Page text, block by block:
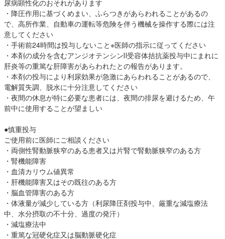
尿病顕性化のおそれがあります
・降圧作用に基づくめまい、ふらつきがあらわれることがあるの
で、高所作業、自動車の運転等危険を伴う機械を操作する際には注
意してください
・手術前24時間は投与しないこと※医師の指示に従ってください
・本剤の成分を含むアンジオテンシンⅡ受容体拮抗薬投与中にまれに
肝炎等の重篤な肝障害があらわれたとの報告があります。
・本剤の投与により利尿効果が急激にあらわれることがあるので、
電解質失調、脱水に十分注意してください
・夜間の休息が特に必要な患者には、夜間の排尿を避けるため、午
前中に使用することが望ましい
●慎重投与
ご使用前に医師にご相談ください
・両側性腎動脈狭窄のある患者又は片腎で腎動脈狭窄のある方
・腎機能障害
・血清カリウム値異常
・肝機能障害又はその既往のある方
・脳血管障害のある方
・体液量が減少している方（利尿降圧剤投与中、厳重な減塩療法
中、水分摂取の不十分、過度の発汗）
・減塩療法中
・重篤な冠硬化症又は脳動脈硬化症